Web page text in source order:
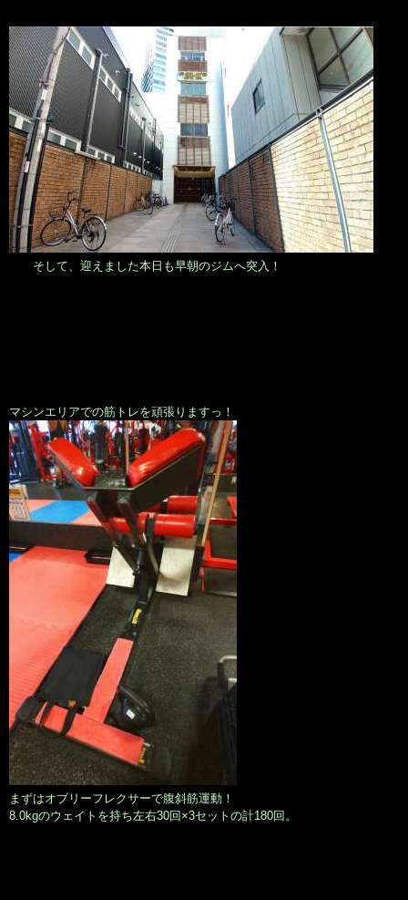
そして、迎えました本日も早朝のジムへ突入！
マシンエリアでの筋トレを頑張りますっ！
まずはオブリーフレクサーで腹斜筋運動！
8.0kgのウェイトを持ち左右30回×3セットの計180回。